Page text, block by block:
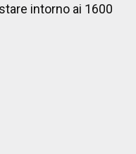
intorno ai 1600